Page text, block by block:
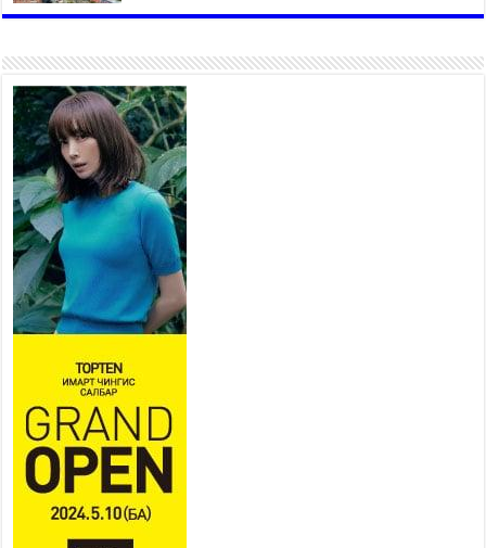
2026 оны 7 сар 21 / 16 цаг 47 минут
Тусгай замын автобус /BRT/
төслийн удирдах хорооны
ээлжит хуралдаан боллоо
2026 оны 7 сар 21 / 16 цаг 43 минут
Ерөнхий сайд Н.Учрал БНХАУ-
аас Монгол Улсад суугаа
Элчин сайд Шэнь
Миньжюанийг хүлээн авч
уулзав
2026 оны 7 сар 21 / 16 цаг 39 минут
БҮГД НАЙРАМДАХ ТАЖИКИСТАН УЛСТАЙ
ЭДИЙН ЗАСГИЙН ХАМТЫН АЖИЛЛАГААГ
ӨРГӨЖҮҮЛНЭ
2026 оны 7 сар 21 / 16 цаг 34 минут
26,992 суралцагч хотхоны бага сургуульд, 8100
суралцагч төрөлжсөн ахлах сургуульд
суралцана
2026 оны 7 сар 21 / 13 цаг 43 минут